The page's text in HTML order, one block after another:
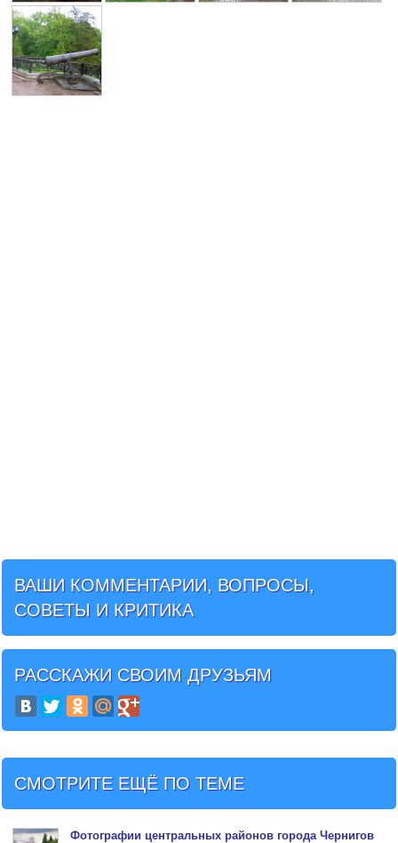
ВАШИ КОММЕНТАРИИ, ВОПРОСЫ,
СОВЕТЫ И КРИТИКА
РАССКАЖИ СВОИМ ДРУЗЬЯМ
СМОТРИТЕ ЕЩЁ ПО ТЕМЕ
Фотографии центральных районов города Чернигов